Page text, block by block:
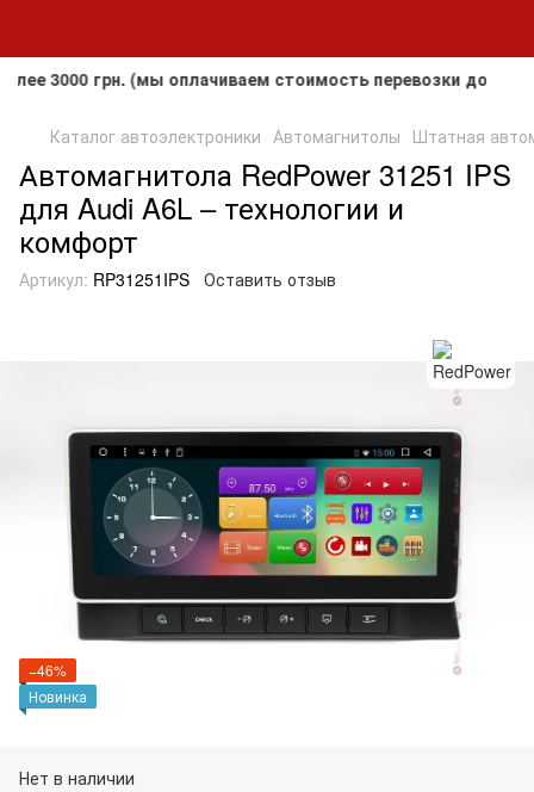
грн. (мы оплачиваем стоимость перевозки до
Каталог автоэлектроники Автомагнитолы Штатная
Автомагнитола RedPower 31251 IPS
для Audi A6L – технологии и
комфорт
Артикул: RP31251IPS Оставить отзыв
−46%
Новинка
Нет в наличии